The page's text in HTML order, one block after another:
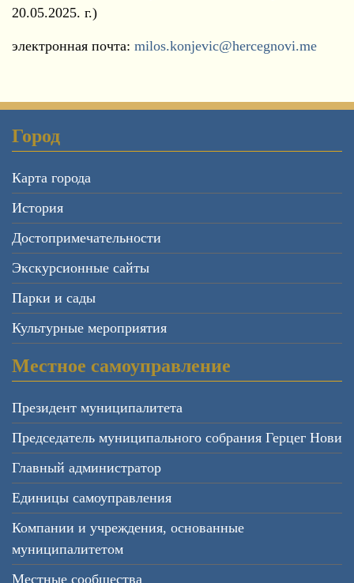
20.05.2025. г.)
электронная почта: milos.konjevic@hercegnovi.me
Город
Карта города
История
Достопримечательности
Экскурсионные сайты
Парки и сады
Культурные мероприятия
Местное самоуправление
Президент муниципалитета
Председатель муниципального собрания Герцег Нови
Главный администратор
Единицы самоуправления
Компании и учреждения, основанные
муниципалитетом
Местные сообщества